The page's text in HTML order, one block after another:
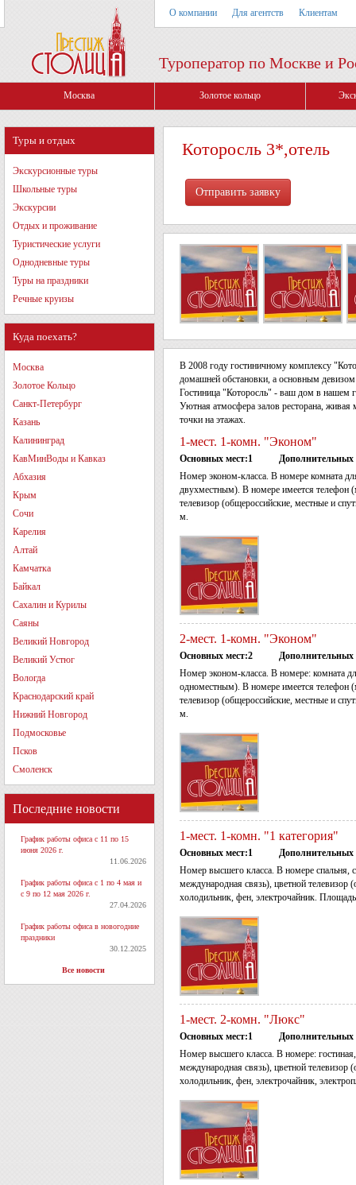
О компании Для агентств Клиентам
Туроператор по Москве и
Москва Золотое кольцо
Туры и отдых
Экскурсионные туры
Школьные туры
Экскурсии
Отдых и проживание
Туристические услуги
Однодневные туры
Туры на праздники
Речные круизы
Куда поехать?
Москва
Золотое Кольцо
Санкт-Петербург
Казань
Калининград
КавМинВоды и Кавказ
Абхазия
Крым
Сочи
Карелия
Алтай
Камчатка
Байкал
Сахалин и Курилы
Саяны
Великий Новгород
Великий Устюг
Вологда
Краснодарский край
Нижний Новгород
Подмосковье
Псков
Смоленск
Последние новости
График работы офиса с 11 по 15
июня 2026 г.
11.06.2026
График работы офиса с 1 по 4 мая и
с 9 по 12 мая 2026 г.
27.04.2026
График работы офиса в новогодние
праздники
30.12.2025
Все новости
Которосль 3*,отель
В 2008 году гостиничному комплексу
домашней обстановки, а основным девизом
Гостиница "Которосль" - ваш дом в нашем
Уютная атмосфера залов ресторана,
точки на этажах.
1-мест. 1-комн. "Эконом"
Основных мест:1
Дополнительных
Номер эконом-класса. В номере комната
двухместным). В номере имеется телефон
телевизор (общероссийские, местные и
м.
2-мест. 1-комн. "Эконом"
Основных мест:2
Дополнительных
Номер эконом-класса. В номере: комната
одноместным). В номере имеется телефон
телевизор (общероссийские, местные и
м.
1-мест. 1-комн. "1 категория"
Основных мест:1
Дополнительных
Номер высшего класса. В номере спальня,
международная связь), цветной телевизор
холодильник, фен, электрочайник.
1-мест. 2-комн. "Люкс"
Основных мест:1
Дополнительных
Номер высшего класса. В номере:
международная связь), цветной телевизор
холодильник, фен, электрочайник,